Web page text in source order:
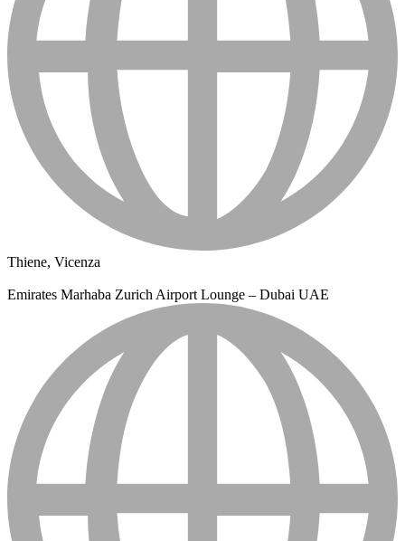
Thiene, Vicenza
Emirates Marhaba Zurich Airport Lounge – Dubai UAE